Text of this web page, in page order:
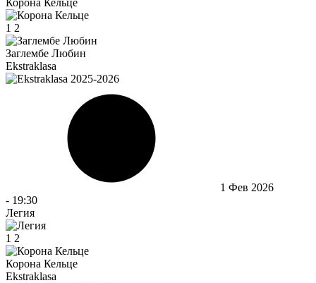
1 2
Заглембе Любин
Ekstraklasa
1 Фев 2026
- 19:30
Легия
1 2
Корона Кельце
Ekstraklasa